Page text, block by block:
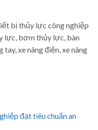
bị thủy lực công nghiệp
lực, bơm thủy lực, bàn
tay, xe nâng điện, xe nâng
đạt tiêu chuẩn an